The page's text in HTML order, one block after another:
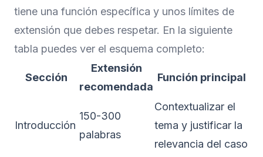
tiene una función específica y unos límites de
extensión que debes respetar. En la siguiente
tabla puedes ver el esquema completo:
Sección
Extensión
recomendada
Función principal
Introducción
150-300
palabras
Contextualizar el
tema y justificar la
relevancia del caso